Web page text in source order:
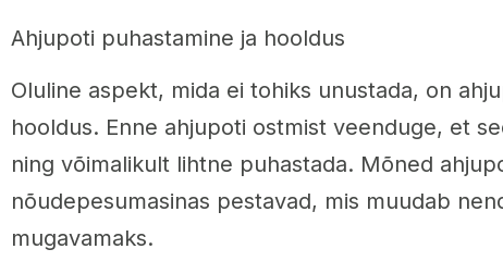
Ahjupoti puhastamine ja hooldus
Oluline aspekt, mida ei tohiks unustada, on
hooldus. Enne ahjupoti ostmist veenduge, et
ning võimalikult lihtne puhastada. Mõned
nõudepesumasinas pestavad, mis muudab
mugavamaks.